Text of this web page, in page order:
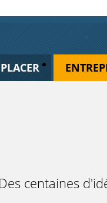
centaines